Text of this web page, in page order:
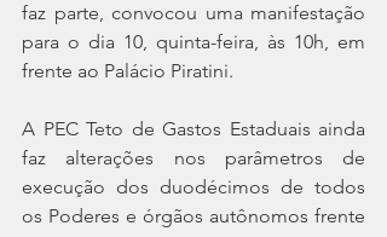
faz parte, convocou uma manifestação
para o dia 10, quinta-feira, às 10h, em
frente ao Palácio Piratini.
A PEC Teto de Gastos Estaduais ainda
faz alterações nos parâmetros de
execução dos duodécimos de todos
os Poderes e órgãos autônomos frente